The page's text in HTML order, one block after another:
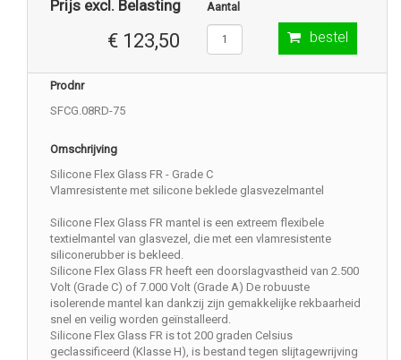
Prijs excl. Belasting
€ 123,50
Aantal
bestel
Prodnr
SFCG.08RD-75
Omschrijving
Silicone Flex Glass FR - Grade C
Vlamresistente met silicone beklede glasvezelmantel
Silicone Flex Glass FR mantel is een extreem flexibele
textielmantel van glasvezel, die met een vlamresistente
siliconerubber is bekleed.
Silicone Flex Glass FR heeft een doorslagvastheid van 2.500
Volt (Grade C) of 7.000 Volt (Grade A) De robuuste
isolerende mantel kan dankzij zijn gemakkelijke rekbaarheid
snel en veilig worden geïnstalleerd.
Silicone Flex Glass FR is tot 200 graden Celsius
geclassificeerd (Klasse H), is bestand tegen slijtagewrijving